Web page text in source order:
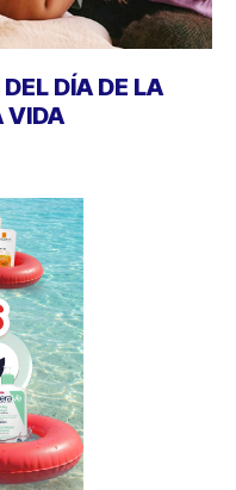
DÍA DE LA
VIDA